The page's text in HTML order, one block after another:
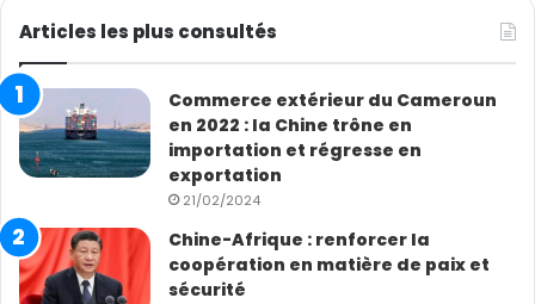
Articles les plus consultés
Commerce extérieur du Cameroun
en 2022 : la Chine trône en
importation et régresse en
exportation
21/02/2024
Chine-Afrique : renforcer la
coopération en matière de paix et
sécurité